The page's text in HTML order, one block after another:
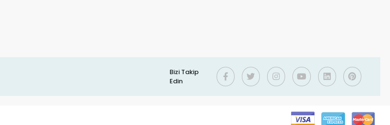
Bizi Takip
Edin